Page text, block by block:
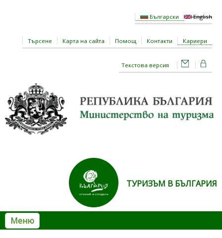
Български English
Търсене Карта на сайта Помощ Контакти Кариери
Текстова версия
ТУРИЗЪМ В БЪЛГАРИЯ
Меню